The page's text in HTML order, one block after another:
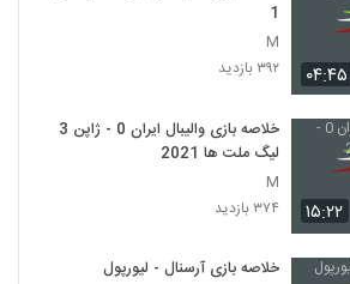
۰۴:۴۵
1
M
۳۹۲ بازدید
۱۵:۲۲
خلاصه بازی والیبال ایران 0 - ژاپن 3
لیگ ملت ها 2021
M
۳۷۴ بازدید
خلاصه بازی آرسنال - لیورپول